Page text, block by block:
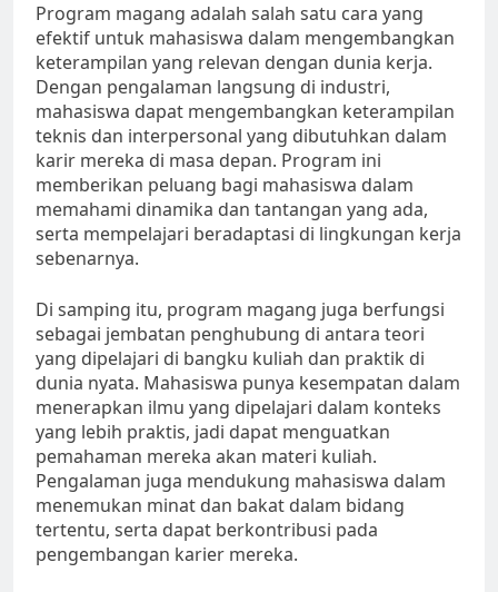
Program magang adalah salah satu cara yang
efektif untuk mahasiswa dalam mengembangkan
keterampilan yang relevan dengan dunia kerja.
Dengan pengalaman langsung di industri,
mahasiswa dapat mengembangkan keterampilan
teknis dan interpersonal yang dibutuhkan dalam
karir mereka di masa depan. Program ini
memberikan peluang bagi mahasiswa dalam
memahami dinamika dan tantangan yang ada,
serta mempelajari beradaptasi di lingkungan kerja
sebenarnya.
Di samping itu, program magang juga berfungsi
sebagai jembatan penghubung di antara teori
yang dipelajari di bangku kuliah dan praktik di
dunia nyata. Mahasiswa punya kesempatan dalam
menerapkan ilmu yang dipelajari dalam konteks
yang lebih praktis, jadi dapat menguatkan
pemahaman mereka akan materi kuliah.
Pengalaman juga mendukung mahasiswa dalam
menemukan minat dan bakat dalam bidang
tertentu, serta dapat berkontribusi pada
pengembangan karier mereka.